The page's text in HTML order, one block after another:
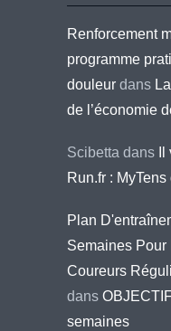
Renforcement
programme
douleur dans
de l’économie
Scibetta dans
Run.fr :
Plan
Semaines
Coureurs
dans
semaines